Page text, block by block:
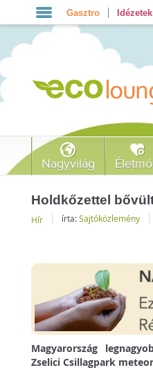
Gasztro Idézetek
Nagyvilág
Holdkőzettel
Hír írta:Sajtóközlemény
Magyarország
Zselici Csillagpark